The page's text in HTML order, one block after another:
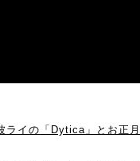
ライの「Dytica」とお正月